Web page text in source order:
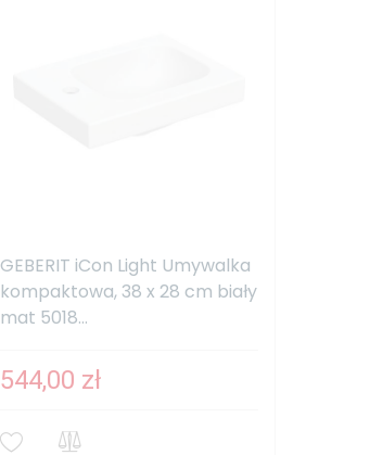
GEBERIT iCon Light Umywalka
kompaktowa, 38 x 28 cm biały
mat 5018...
544,00 zł